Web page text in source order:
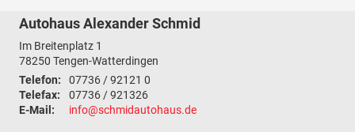
Autohaus Alexander Schmid
Im Breitenplatz 1
78250 Tengen-Watterdingen
Telefon:
07736 / 92121 0
Telefax:
07736 / 921326
E-Mail:
info@schmidautohaus.de